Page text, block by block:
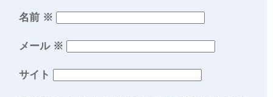
名前 ※
メール ※
サイト